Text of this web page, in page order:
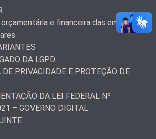
e financeira das emendas
DA LGPD
PRIVACIDADE E PROTEÇÃO DE
DA LEI FEDERAL Nº
– GOVERNO DIGITAL
de ferramentas